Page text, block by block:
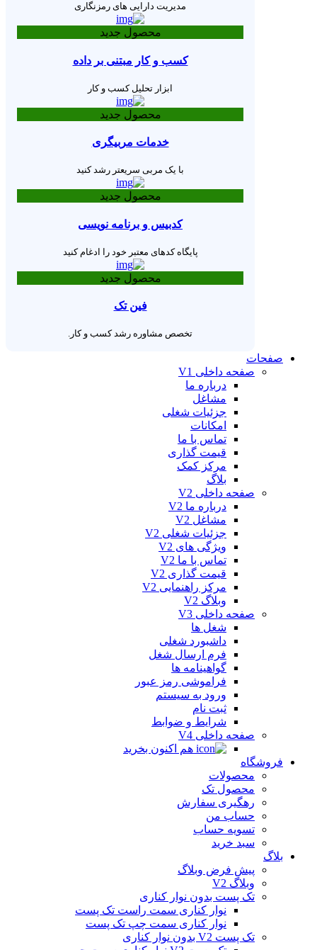
مدیریت دارایی های رمزنگاری
محصول جدید
کسب و کار مبتنی بر داده
ابزار تحلیل کسب و کار
محصول جدید
خدمات مربیگری
با یک مربی سریعتر رشد کنید
محصول جدید
کدبیس و برنامه نویسی
پایگاه کدهای معتبر خود را ادغام کنید
محصول جدید
فین تک
تخصص مشاوره رشد کسب و کار.
صفحات
صفحه داخلی V1
درباره ما
مشاغل
جزئیات شغلی
امکانات
تماس با ما
قیمت گذاری
مرکز کمک
بلاگ
صفحه داخلی V2
درباره ما V2
مشاغل V2
جزئیات شغلی V2
ویژگی های V2
تماس با ما V2
قیمت گذاری V2
مرکز راهنمایی V2
وبلاگ V2
صفحه داخلی V3
شغل ها
داشبورد شغلی
فرم ارسال شغل
گواهینامه ها
فراموشی رمز عبور
ورود به سیستم
ثبت نام
شرایط و ضوابط
صفحه داخلی V4
هم اکنون بخرید
فروشگاه
محصولات
محصول تک
رهگیری سفارش
حساب من
تسویه حساب
سبد خرید
بلاگ
پیش فرض وبلاگ
وبلاگ V2
تک پست بدون نوار کناری
نوار کناری سمت راست تک پست
نوار کناری سمت چپ تک پست
تک پست V2 بدون نوار کناری